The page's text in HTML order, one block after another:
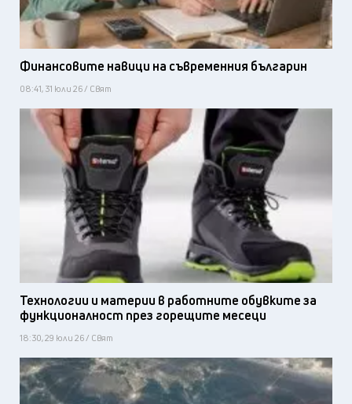
Финансовите навици на съвременния българин
08:41, 31 юли 26 / Свят
Технологии и материи в работните обувките за
функционалност през горещите месеци
18:30, 29 юли 26 / Свят